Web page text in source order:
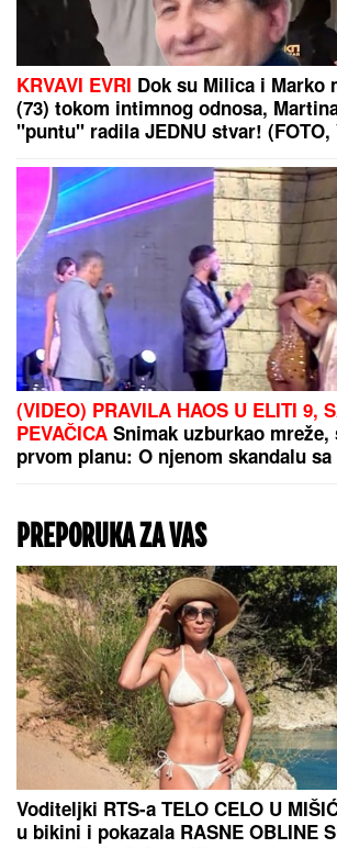
KRVAVI EVRI Dok su Milica i Marko
(73) tokom intimnog odnosa,
"puntu" radila JEDNU stvar! (FOTO,
(VIDEO) PRAVILA HAOS U ELITI 9,
PEVAČICA Snimak uzburkao
prvom planu: O njenom skandalu sa
PREPORUKA ZA VAS
Voditeljki RTS-a TELO CELO U
u bikini i pokazala RASNE OBLINE